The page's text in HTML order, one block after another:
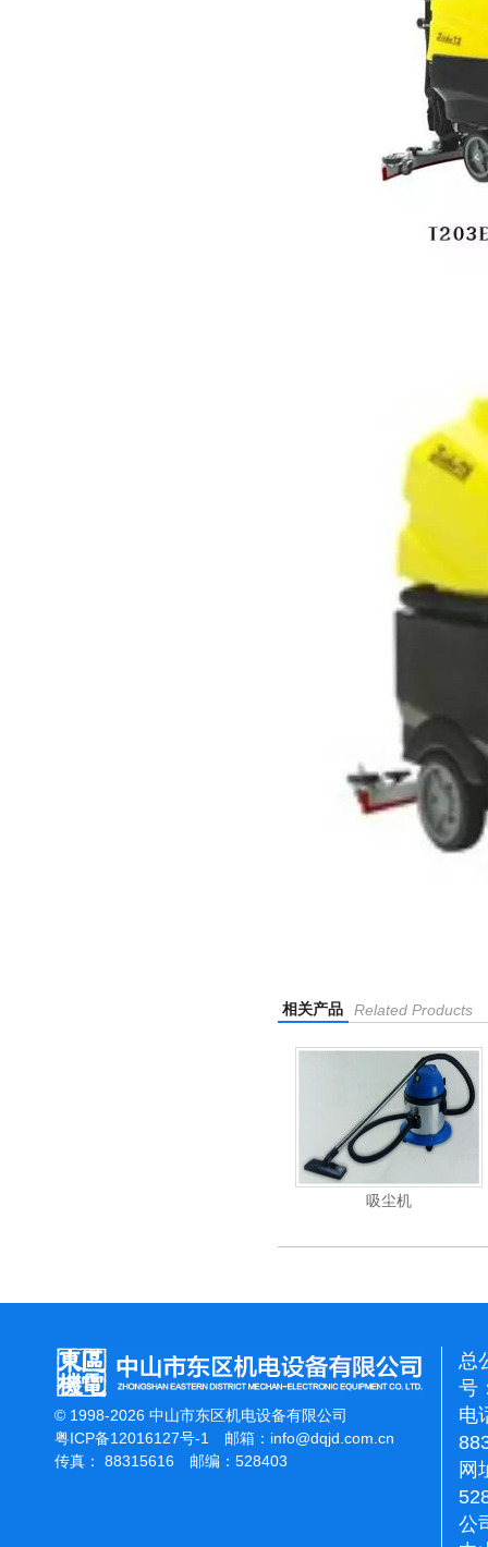
相关产品 Related Products
吸尘机
© 1998-2026 中山市东区机电设备有限公司
粤ICP备12016127号-1 邮箱： info@dqjd.com.cn
传真： 88315616 邮编：528403
总
号
电
网
公